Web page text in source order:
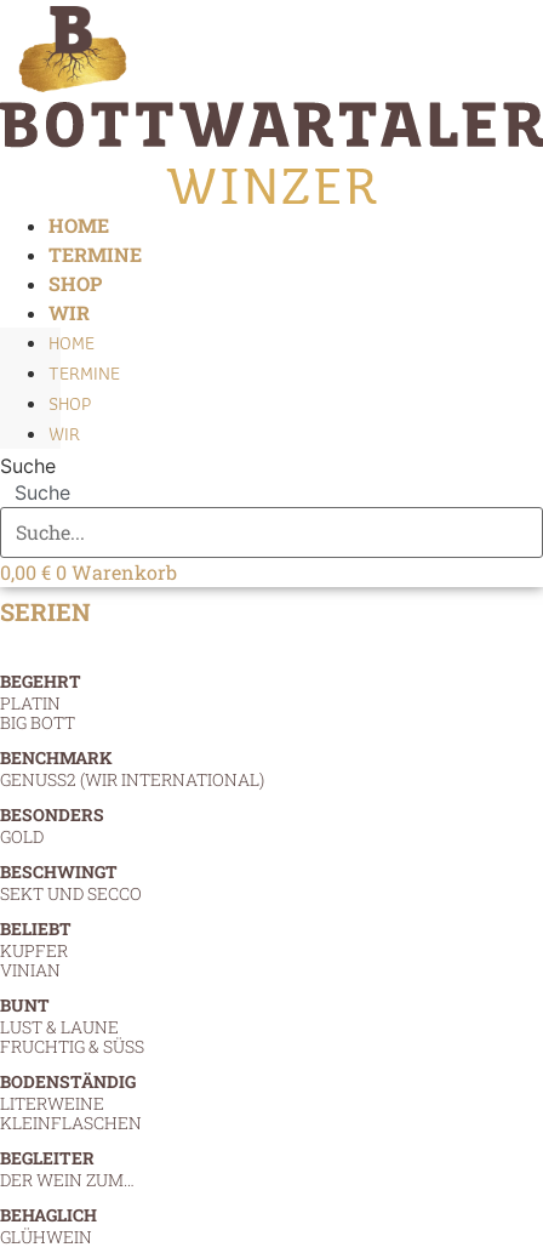
Inhalt
springen
HOME
TERMINE
SHOP
WIR
HOME
TERMINE
SHOP
WIR
Suche
Suche
0,00€ 0Warenkorb
SERIEN
BEGEHRT
PLATIN
BIG BOTT
BENCHMARK
GENUSS2 (WIR INTERNATIONAL)
BESONDERS
GOLD
BESCHWINGT
SEKT UND SECCO
BELIEBT
KUPFER
VINIAN
BUNT
LUST & LAUNE
FRUCHTIG & SÜSS
BODENSTÄNDIG
LITERWEINE
KLEINFLASCHEN
BEGLEITER
DER WEIN ZUM…
BEHAGLICH
GLÜHWEIN